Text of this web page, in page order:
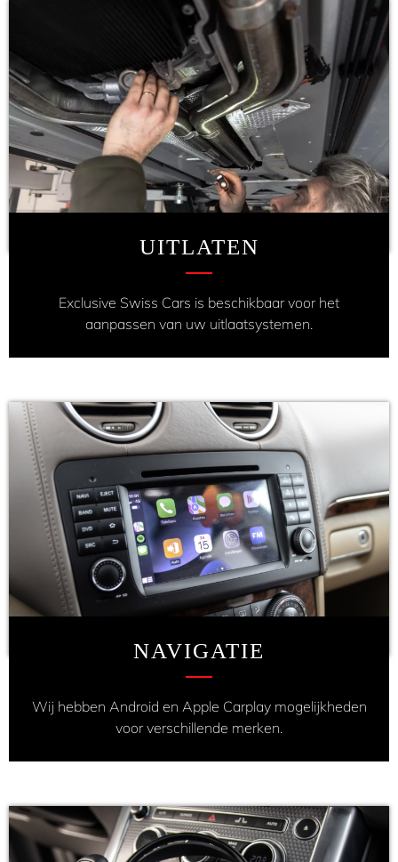
UITLATEN
Exclusive Swiss Cars is beschikbaar voor het
aanpassen van uw uitlaatsystemen.
NAVIGATIE
Wij hebben Android en Apple Carplay mogelijkheden
voor verschillende merken.